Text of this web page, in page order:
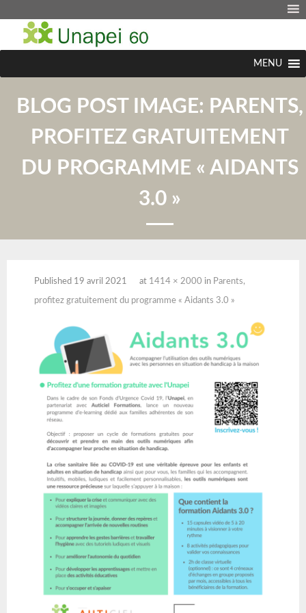
MENU
BLOG POST IMAGE: PARENTS,
PROFITEZ GRATUITEMENT
DU PROGRAMME « AIDANTS
3.0 »
Published 19 avril 2021 at 1414 × 2000 in Parents,
profitez gratuitement du programme « Aidants 3.0 »